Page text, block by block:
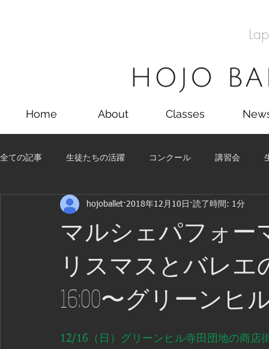
Home About Classes
全ての記事 生徒たちの活躍 コンクール 講習会
コンクール 講習会 舞台 生徒たちの
マルシェパフォー
リスマスとバレエ
16:00〜グリーンヒ
hojoballet 2018年12月10日 読了時間: 1分
12/16（日）グリーンヒル寺田団地の商店